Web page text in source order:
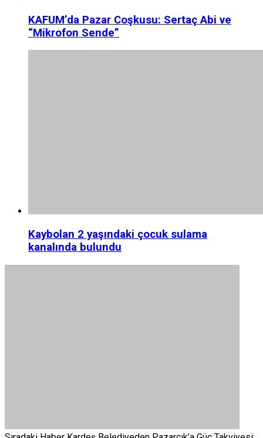
KAFUM’da Pazar Coşkusu: Sertaç Abi ve
“Mikrofon Sende”
Kaybolan 2 yaşındaki çocuk sulama
kanalında bulundu